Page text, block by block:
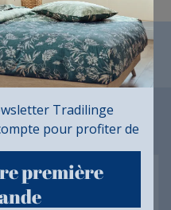
uni COBALT
Tradilinge
pour profiter de
première